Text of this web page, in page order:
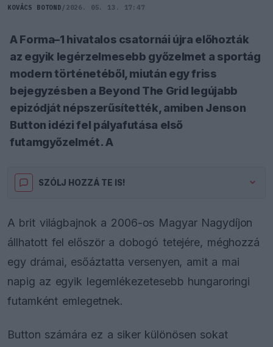
KOVÁCS BOTOND / 2026. 05. 13. 17:47
A Forma–1 hivatalos csatornái újra előhozták
az egyik legérzelmesebb győzelmet a sportág
modern történetéből, miután egy friss
bejegyzésben a Beyond The Grid legújabb
epizódját népszerűsítették, amiben Jenson
Button idézi fel pályafutása első
futamgyőzelmét. A
SZÓLJ HOZZÁ TE IS!
A brit világbajnok a 2006-os Magyar Nagydíjon
állhatott fel először a dobogó tetejére, méghozzá
egy drámai, esőáztatta versenyen, amit a mai
napig az egyik legemlékezetesebb hungaroringi
futamként emlegetnek.
Button számára ez a siker különösen sokat